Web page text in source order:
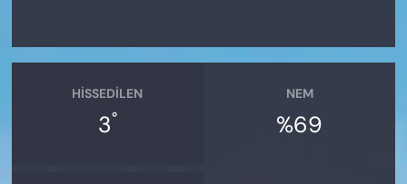
HISSEDILEN
3°
NEM
%69